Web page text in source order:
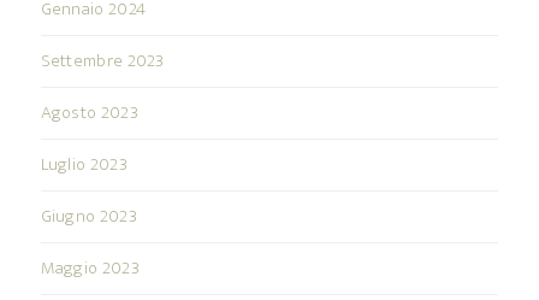
Gennaio 2024
Settembre 2023
Agosto 2023
Luglio 2023
Giugno 2023
Maggio 2023